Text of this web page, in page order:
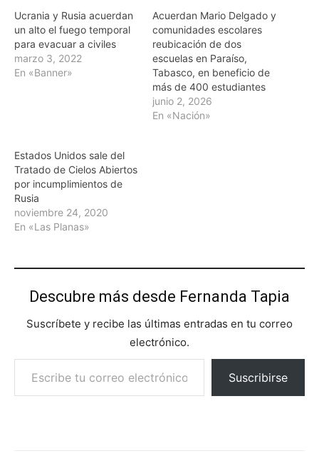
Ucrania y Rusia acuerdan
un alto el fuego temporal
para evacuar a civiles
marzo 3, 2022
En «Banner»
Acuerdan Mario Delgado y
comunidades escolares
reubicación de dos
escuelas en Paraíso,
Tabasco, en beneficio de
más de 400 estudiantes
junio 2, 2026
En «Nación»
Estados Unidos sale del
Tratado de Cielos Abiertos
por incumplimientos de
Rusia
noviembre 24, 2020
En «Las Planas»
Descubre más desde Fernanda Tapia
Suscríbete y recibe las últimas entradas en tu correo
electrónico.
Escribe tu correo electrónico…
Suscribirse